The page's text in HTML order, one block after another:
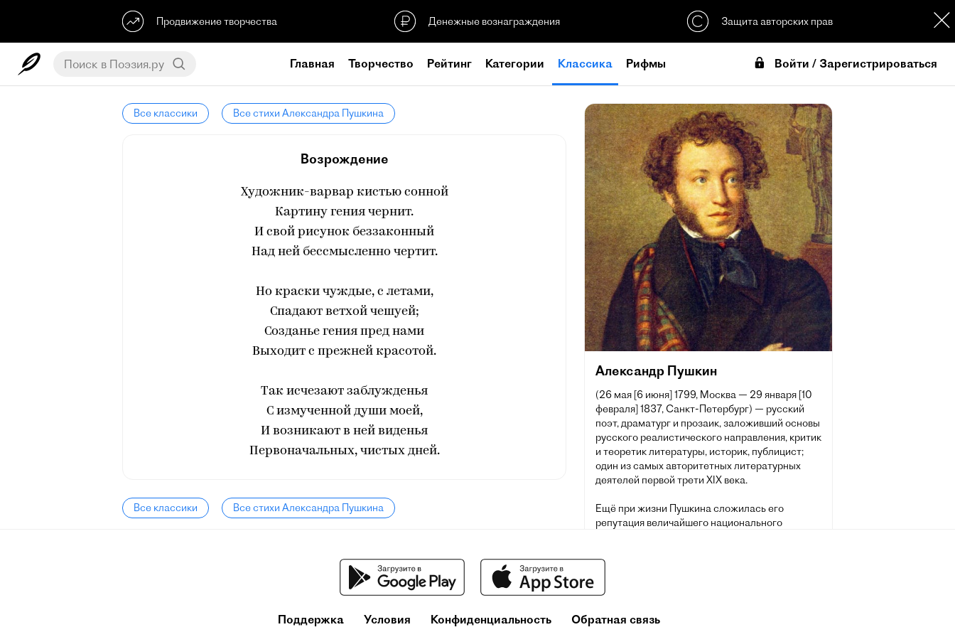
Продвижение творчества Денежные вознаграждения Защита авторских прав
Главная Творчество Рейтинг Категории Классика Рифмы Войти / Зарегистрироваться
Все классики Все стихи Александра Пушкина
Возрождение
Художник-варвар кистью сонной
Картину гения чернит.
И свой рисунок беззаконный
Над ней бессмысленно чертит.
Но краски чуждые, с летами,
Спадают ветхой чешуей;
Созданье гения пред нами
Выходит с прежней красотой.
Так исчезают заблужденья
С измученной души моей,
И возникают в ней виденья
Первоначальных, чистых дней.
Все классики Все стихи Александра Пушкина
Александр Пушкин
(26 мая [6 июня] 1799, Москва — 29 января [10
февраля] 1837, Санкт-Петербург) — русский
поэт, драматург и прозаик, заложивший основы
русского реалистического направления, критик
и теоретик литературы, историк, публицист;
один из самых авторитетных литературных
деятелей первой трети XIX века.
Ещё при жизни Пушкина сложилась его
репутация величайшего национального
литературного языка[~ 2].
Поддержка Условия Конфиденциальность Обратная связь